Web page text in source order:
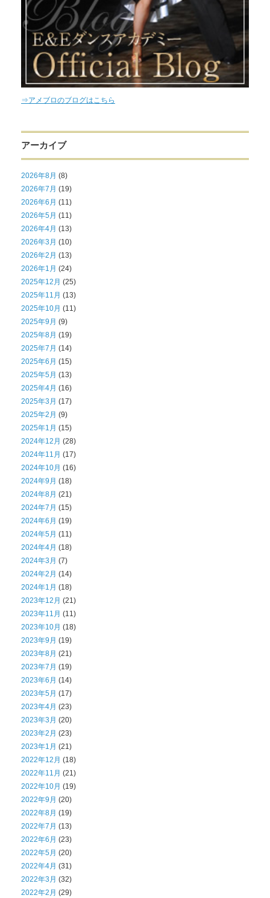
⇒アメブロのブログはこちら
アーカイブ
2026年8月 (8)
2026年7月 (19)
2026年6月 (11)
2026年5月 (11)
2026年4月 (13)
2026年3月 (10)
2026年2月 (13)
2026年1月 (24)
2025年12月 (25)
2025年11月 (13)
2025年10月 (11)
2025年9月 (9)
2025年8月 (19)
2025年7月 (14)
2025年6月 (15)
2025年5月 (13)
2025年4月 (16)
2025年3月 (17)
2025年2月 (9)
2025年1月 (15)
2024年12月 (28)
2024年11月 (17)
2024年10月 (16)
2024年9月 (18)
2024年8月 (21)
2024年7月 (15)
2024年6月 (19)
2024年5月 (11)
2024年4月 (18)
2024年3月 (7)
2024年2月 (14)
2024年1月 (18)
2023年12月 (21)
2023年11月 (11)
2023年10月 (18)
2023年9月 (19)
2023年8月 (21)
2023年7月 (19)
2023年6月 (14)
2023年5月 (17)
2023年4月 (23)
2023年3月 (20)
2023年2月 (23)
2023年1月 (21)
2022年12月 (18)
2022年11月 (21)
2022年10月 (19)
2022年9月 (20)
2022年8月 (19)
2022年7月 (13)
2022年6月 (23)
2022年5月 (20)
2022年4月 (31)
2022年3月 (32)
2022年2月 (29)